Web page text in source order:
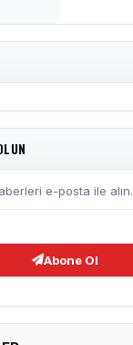
e-posta ile alın.
Abone Ol